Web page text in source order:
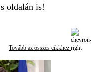
oldalán is!
Tovább az összes cikkhez